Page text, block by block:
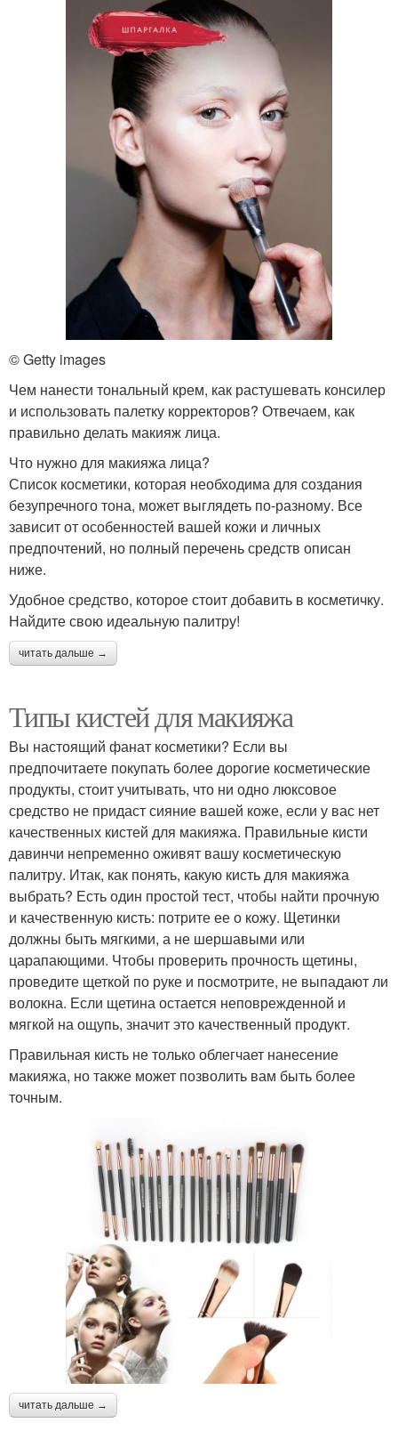
© Getty images
Чем нанести тональный крем, как растушевать консилер
и использовать палетку корректоров? Отвечаем, как
правильно делать макияж лица.
Что нужно для макияжа лица?
Список косметики, которая необходима для создания
безупречного тона, может выглядеть по-разному. Все
зависит от особенностей вашей кожи и личных
предпочтений, но полный перечень средств описан
ниже.
Удобное средство, которое стоит добавить в косметичку.
Найдите свою идеальную палитру!
читать дальше →
Типы кистей для макияжа
Вы настоящий фанат косметики? Если вы
предпочитаете покупать более дорогие косметические
продукты, стоит учитывать, что ни одно люксовое
средство не придаст сияние вашей коже, если у вас нет
качественных кистей для макияжа. Правильные кисти
давинчи непременно оживят вашу косметическую
палитру. Итак, как понять, какую кисть для макияжа
выбрать? Есть один простой тест, чтобы найти прочную
и качественную кисть: потрите ее о кожу. Щетинки
должны быть мягкими, а не шершавыми или
царапающими. Чтобы проверить прочность щетины,
проведите щеткой по руке и посмотрите, не выпадают ли
волокна. Если щетина остается неповрежденной и
мягкой на ощупь, значит это качественный продукт.
Правильная кисть не только облегчает нанесение
макияжа, но также может позволить вам быть более
точным.
читать дальше →